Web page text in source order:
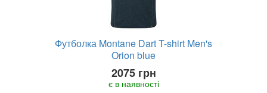
Футболка Montane Dart T-shirt Men's
Orion blue
2075 грн
є в наявності